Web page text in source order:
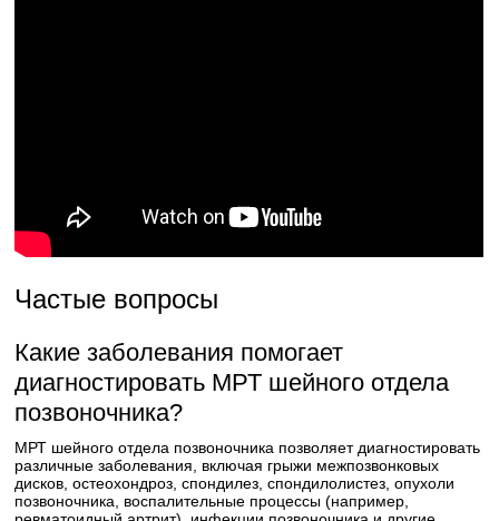
Частые вопросы
Какие заболевания помогает
диагностировать МРТ шейного отдела
позвоночника?
МРТ шейного отдела позвоночника позволяет диагностировать
различные заболевания, включая грыжи межпозвонковых
дисков, остеохондроз, спондилез, спондилолистез, опухоли
позвоночника, воспалительные процессы (например,